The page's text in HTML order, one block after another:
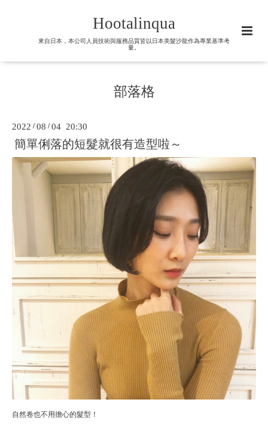
Hootalinqua
來自日本，本公司人員技術與服務品質皆以日本美髮沙龍作為專業基準考
量。
部落格
2022 /08 /04 20:30
簡單俐落的短髮就很有造型啦～
自然卷也不用擔心的髮型！